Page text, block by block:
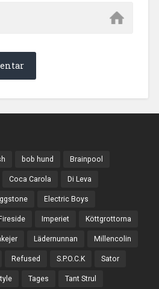
bob hund Brainpool
Coca Carola Di Leva
Electric Boys
Imperiet Köttgrottorna
Lädernunnan Millencolin
Refused S.P.O.C.K Sator
Tages Tant Strul